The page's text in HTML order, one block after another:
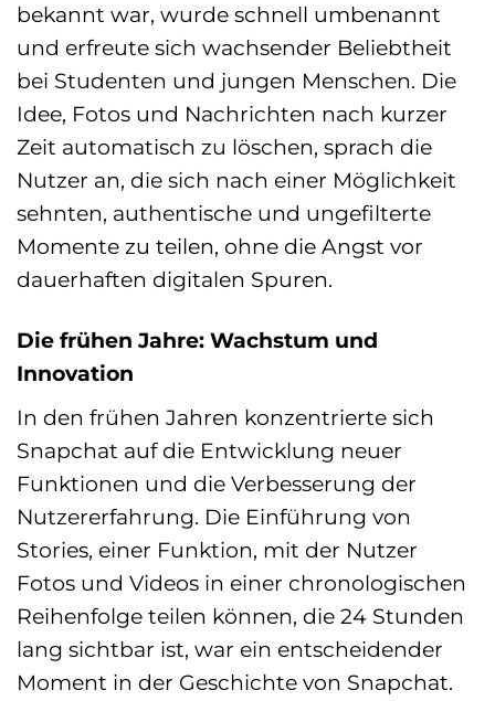
bekannt war, wurde schnell umbenannt
und erfreute sich wachsender Beliebtheit
bei Studenten und jungen Menschen. Die
Idee, Fotos und Nachrichten nach kurzer
Zeit automatisch zu löschen, sprach die
Nutzer an, die sich nach einer Möglichkeit
sehnten, authentische und ungefilterte
Momente zu teilen, ohne die Angst vor
dauerhaften digitalen Spuren.
Die frühen Jahre: Wachstum und
Innovation
In den frühen Jahren konzentrierte sich
Snapchat auf die Entwicklung neuer
Funktionen und die Verbesserung der
Nutzererfahrung. Die Einführung von
Stories, einer Funktion, mit der Nutzer
Fotos und Videos in einer chronologischen
Reihenfolge teilen können, die 24 Stunden
lang sichtbar ist, war ein entscheidender
Moment in der Geschichte von Snapchat.